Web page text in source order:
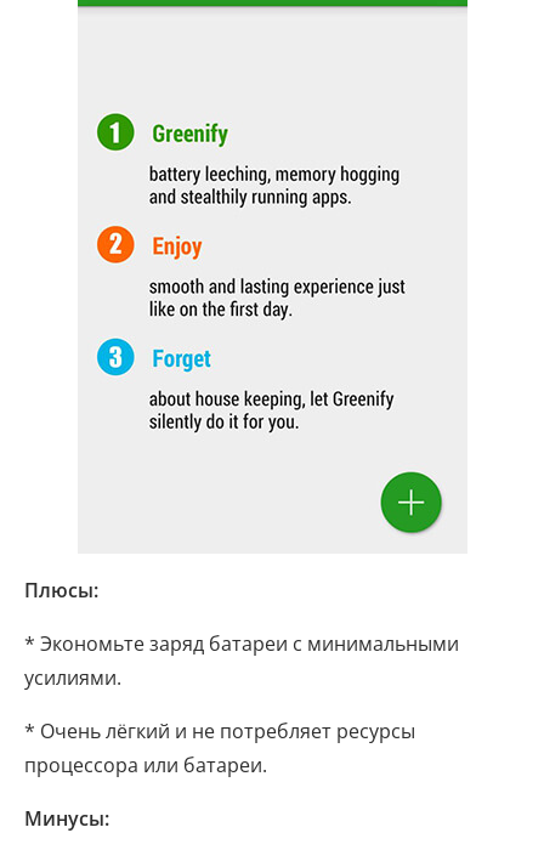
Плюсы:
* Экономьте заряд батареи с минимальными
усилиями.
* Очень лёгкий и не потребляет ресурсы
процессора или батареи.
Минусы: